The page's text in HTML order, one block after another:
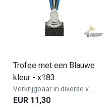
Trofee met een Blauwe
kleur - x183
EUR 11,30